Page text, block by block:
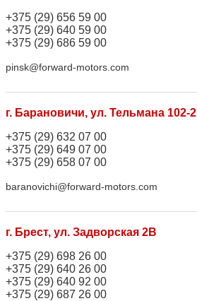
+375 (29) 656 59 00
+375 (29) 640 59 00
+375 (29) 686 59 00
pinsk@forward-motors.com
г. Барановичи, ул. Тельмана 102-2
+375 (29) 632 07 00
+375 (29) 649 07 00
+375 (29) 658 07 00
baranovichi@forward-motors.com
г. Брест, ул. Задворская 2В
+375 (29) 698 26 00
+375 (29) 640 26 00
+375 (29) 640 92 00
+375 (29) 687 26 00